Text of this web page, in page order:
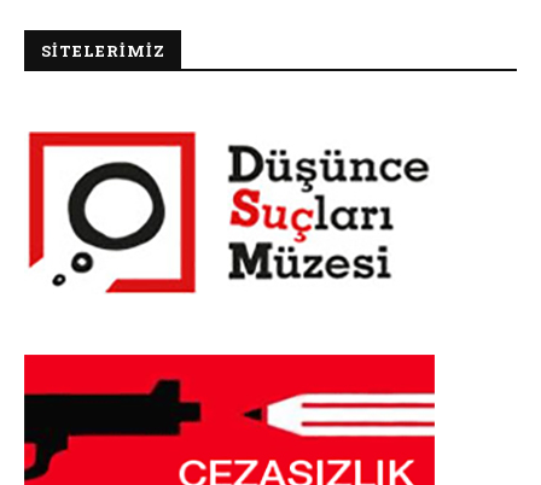
SİTELERİMİZ